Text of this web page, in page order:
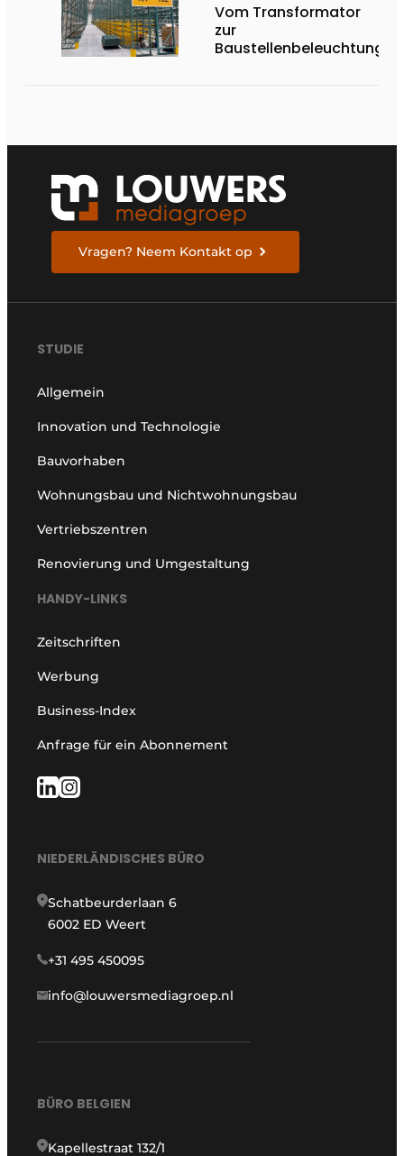
Vom Transformator
zur
Baustellenbeleuchtung
Vragen? Neem Kontakt op
STUDIE
Allgemein
Innovation und Technologie
Bauvorhaben
Wohnungsbau und Nichtwohnungsbau
Vertriebszentren
Renovierung und Umgestaltung
HANDY-LINKS
Zeitschriften
Werbung
Business-Index
Anfrage für ein Abonnement
NIEDERLÄNDISCHES BÜRO
Schatbeurderlaan 6
6002 ED Weert
+31 495 450095
info@louwersmediagroep.nl
BÜRO BELGIEN
Kapellestraat 132/1